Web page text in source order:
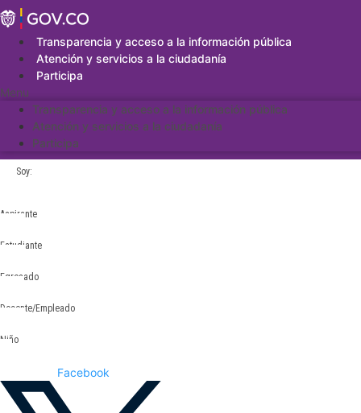
Saltar
al
contenidoTransparencia y acceso a la información pública
Atención y servicios a la ciudadanía
Participa
Menu
Transparencia y acceso a la información pública
Atención y servicios a la ciudadanía
Participa
Soy:
Aspirante
Estudiante
Egresado
Docente/Empleado
Niño
Facebook